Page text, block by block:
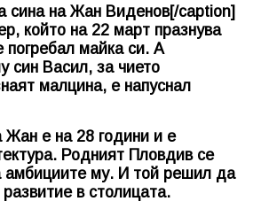
сина на Жан Виденов[/caption]
който на 22 март празнува
погребал майка си. А
син Васил, за чието
малцина, е напуснал
Жан е на 28 години и е
Родният Пловдив се
амбициите му. И той решил да
в столицата.